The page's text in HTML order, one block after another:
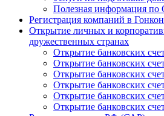
Полезная информация
Регистрация компаний в
Открытие личных и
дружественных странах
Открытие банковских
Открытие банковских
Открытие банковских
Открытие банковских
Открытие банковских
Открытие банковских